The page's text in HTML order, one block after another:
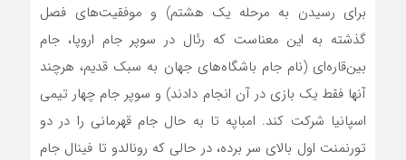
برای رسیدن به مرحله یک ‌هشتم) و موفقیت‌های فصل
گذشته به این معناست که رئال در سوپر جام اروپا، جام
بین‌قاره‌ای (نام جام باشگاه‌های جهان به سبک قدیم، هرچند
آنها فقط یک بازی در آن انجام دادند) و سوپر جام چهار تیمی
اسپانیا شرکت کند. امباپه تا به حال جام قهرمانی را در دو
تورنمنت اول بالای سر برده، در حالی که رونالدو تا فینال جام